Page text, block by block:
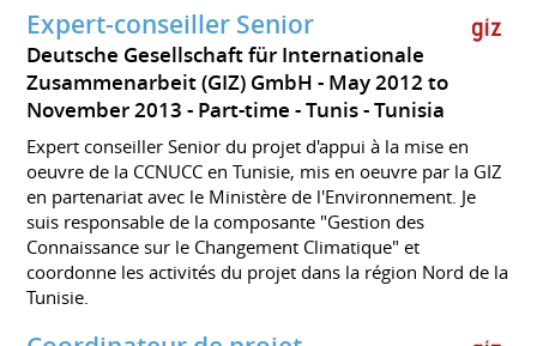
Expert-conseiller Senior
Deutsche Gesellschaft für Internationale
Zusammenarbeit (GIZ) GmbH
May 2012 to
November 2013 Part-time Tunis Tunisia
Expert conseiller Senior du projet d'appui à la mise en
oeuvre de la CCNUCC en Tunisie, mis en oeuvre par la GIZ
en partenariat avec le Ministère de l'Environnement. Je
suis responsable de la composante "Gestion des
Connaissance sur le Changement Climatique" et
coordonne les activités du projet dans la région Nord de la
Tunisie.